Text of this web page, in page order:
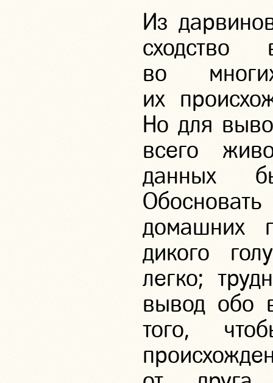
Из
сходство
во
их
Но для
всего
данных
домашних
дикого
легко;
вывод обо
того,